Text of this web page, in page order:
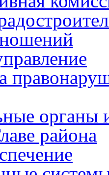
органы
района